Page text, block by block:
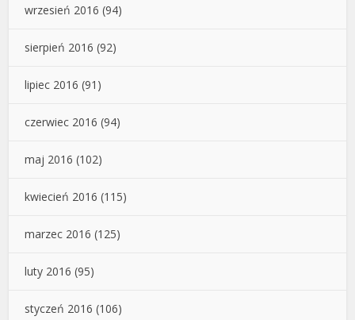
wrzesień 2016 (94)
sierpień 2016 (92)
lipiec 2016 (91)
czerwiec 2016 (94)
maj 2016 (102)
kwiecień 2016 (115)
marzec 2016 (125)
luty 2016 (95)
styczeń 2016 (106)